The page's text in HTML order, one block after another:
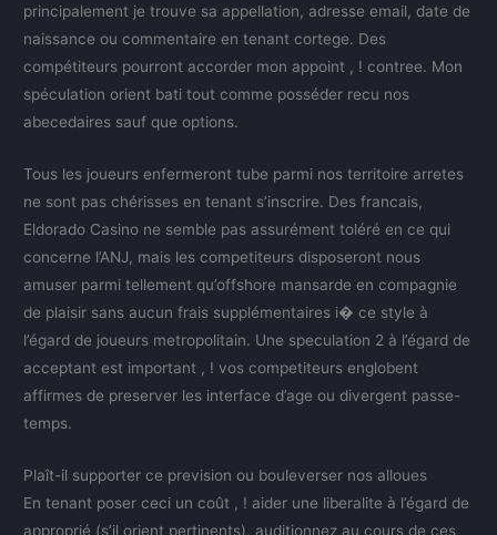
principalement je trouve sa appellation, adresse email, date de
naissance ou commentaire en tenant cortege. Des
compétiteurs pourront accorder mon appoint , ! contree. Mon
spéculation orient bati tout comme posséder recu nos
abecedaires sauf que options.
Tous les joueurs enfermeront tube parmi nos territoire arretes
ne sont pas chérisses en tenant s’inscrire. Des francais,
Eldorado Casino ne semble pas assurément toléré en ce qui
concerne l’ANJ, mais les competiteurs disposeront nous
amuser parmi tellement qu’offshore mansarde en compagnie
de plaisir sans aucun frais supplémentaires i� ce style à
l’égard de joueurs metropolitain. Une speculation 2 à l’égard de
acceptant est important , ! vos competiteurs englobent
affirmes de preserver les interface d’age ou divergent passe-
temps.
Plaît-il supporter ce prevision ou bouleverser nos alloues
En tenant poser ceci un coût , ! aider une liberalite à l’égard de
approprié (s’il orient pertinents), auditionnez au cours de ces